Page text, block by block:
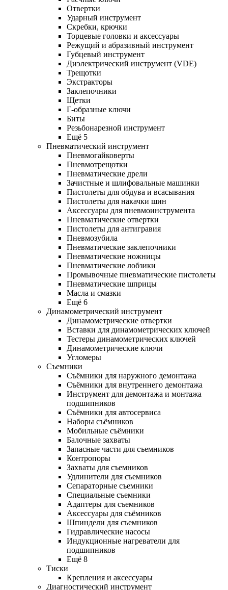
Отвертки
Ударный инструмент
Скребки, крючки
Торцевые головки и аксессуары
Режущий и абразивный инструмент
Губцевый инструмент
Диэлектрический инструмент (VDE)
Трещотки
Экстракторы
Заклепочники
Щетки
Г-образные ключи
Биты
Резьбонарезной инструмент
Ещё 5
Пневматический инструмент
Пневмогайковерты
Пневмотрещотки
Пневматические дрели
Зачистные и шлифовальные машинки
Пистолеты для обдува и всасывания
Пистолеты для накачки шин
Аксессуары для пневмоинструмента
Пневматические отвертки
Пистолеты для антигравия
Пневмозубила
Пневматические заклепочники
Пневматические ножницы
Пневматические лобзики
Промывочные пневматические пистолеты
Пневматические шприцы
Масла и смазки
Ещё 6
Динамометрический инструмент
Динамометрические отвертки
Вставки для динамометрических ключей
Тестеры динамометрических ключей
Динамометрические ключи
Угломеры
Съемники
Съёмники для наружного демонтажа
Съёмники для внутреннего демонтажа
Инструмент для демонтажа и монтажа
подшипников
Съёмники для автосервиса
Наборы съёмников
Мобильные съёмники
Балочные захваты
Запасные части для съемников
Контропоры
Захваты для съемников
Удлинители для съемников
Сепараторные съемники
Специальные съемники
Адаптеры для съемников
Аксессуары для съёмников
Шпиндели для съемников
Гидравлические насосы
Индукционные нагреватели для
подшипников
Ещё 8
Тиски
Крепления и аксессуары
Диагностический инструмент